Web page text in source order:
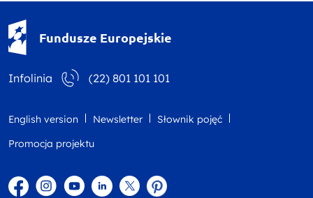
Fundusze Europejskie
Infolinia (22) 801 101 101
English version Newsletter
Słownik pojęć
Promocja projektu
FacebookInstagram
YouTubeLinkedintwitterPinterest